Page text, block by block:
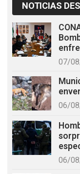
NOTICIAS
07/
06/
06/